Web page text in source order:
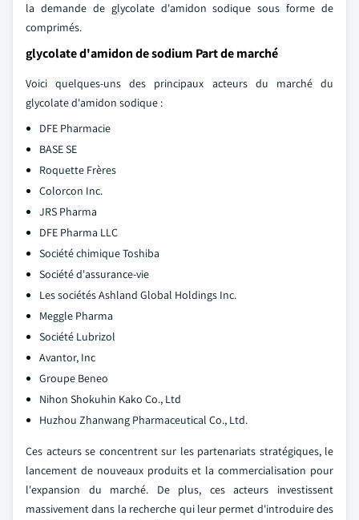
la demande de glycolate d'amidon sodique sous forme de
comprimés.
glycolate d'amidon de sodium Part de marché
Voici quelques-uns des principaux acteurs du marché du
glycolate d'amidon sodique :
DFE Pharmacie
BASE SE
Roquette Frères
Colorcon Inc.
JRS Pharma
DFE Pharma LLC
Société chimique Toshiba
Société d'assurance-vie
Les sociétés Ashland Global Holdings Inc.
Meggle Pharma
Société Lubrizol
Avantor, Inc
Groupe Beneo
Nihon Shokuhin Kako Co., Ltd
Huzhou Zhanwang Pharmaceutical Co., Ltd.
Ces acteurs se concentrent sur les partenariats stratégiques, le
lancement de nouveaux produits et la commercialisation pour
l'expansion du marché. De plus, ces acteurs investissent
massivement dans la recherche qui leur permet d'introduire des